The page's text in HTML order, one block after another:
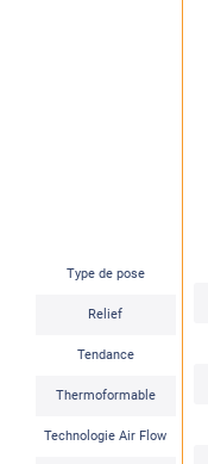
Type de pose
Relief
Tendance
Thermoformable
Technologie Air Flow